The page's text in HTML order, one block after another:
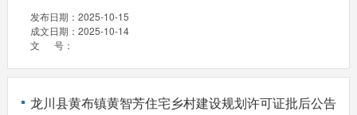
发布日期： 2025-10-15
成文日期： 2025-10-14
文 号：
龙川县黄布镇黄智芳住宅乡村建设规划许可证批后公告